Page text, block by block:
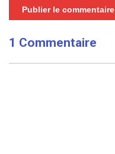
Publier le commentaire
1 Commentaire